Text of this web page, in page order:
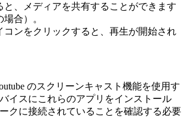
と、メディアを共有することができます
場合）。
コンをクリックすると、再生が開始され
のスクリーンキャスト機能を使用す
イスにこれらのアプリをインストール
クに接続されていることを確認する必要